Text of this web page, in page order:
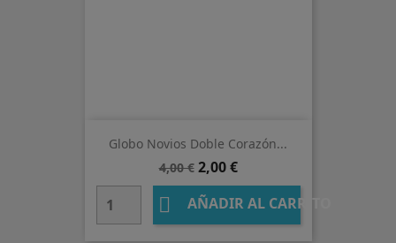
Globo Novios Doble Corazón...
Precio
base
4,00 € Precio
2,00 €
 AÑADIR AL CARRITO